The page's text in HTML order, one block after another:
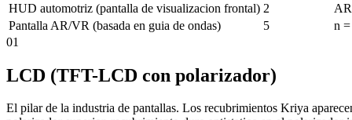
HUD automotriz (pantalla de visualizacion frontal) 2
Pantalla AR/VR (basada en guia de ondas)
5 n
01
LCD (TFT-LCD con polarizador)
El pilar de la industria de pantallas. Los recubrimientos Kriya